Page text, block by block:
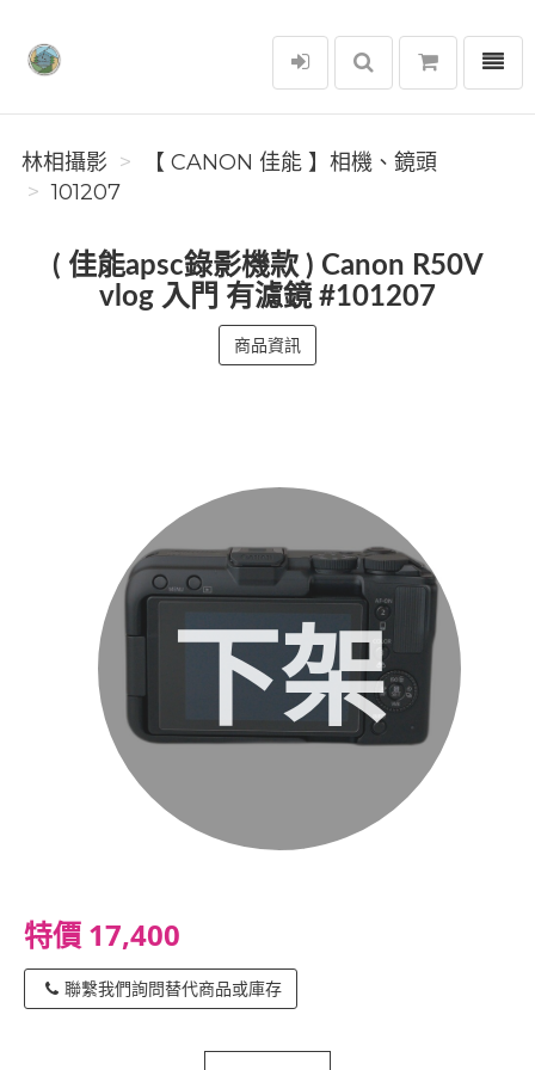
林相攝影
選單
林相攝影
【 CANON 佳能 】相機、鏡頭
101207
( 佳能apsc錄影機款 ) Canon R50V
vlog 入門 有濾鏡 #101207
商品資訊
下架
特價 17,400
聯繫我們詢問替代商品或庫存